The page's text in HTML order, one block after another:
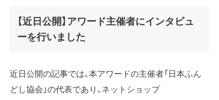
【近日公開】アワード主催者にインタビュ
ーを行いました
近日公開の記事では、本アワードの主催者「日本ふん
どし協会」の代表であり、ネットショップ